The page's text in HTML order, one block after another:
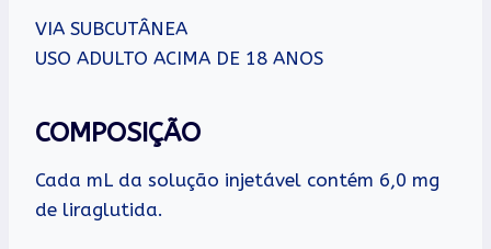
VIA SUBCUTÂNEA
USO ADULTO ACIMA DE 18 ANOS
COMPOSIÇÃO
Cada mL da solução injetável contém 6,0 mg
de liraglutida.